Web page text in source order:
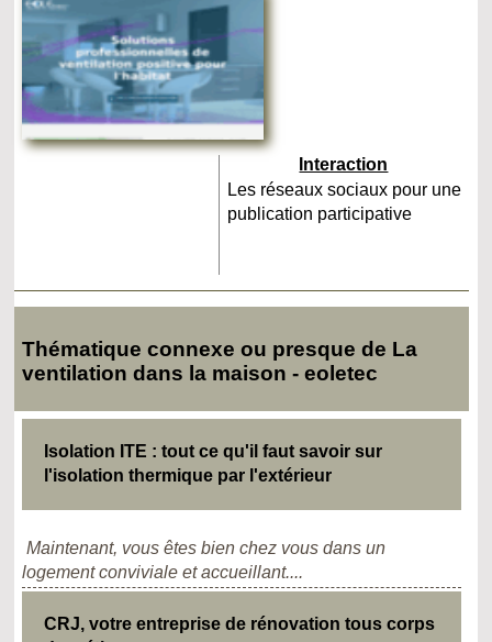
Interaction
Les réseaux sociaux pour une
publication participative
Thématique connexe ou presque de La
ventilation dans la maison - eoletec
Isolation ITE : tout ce qu'il faut savoir sur
l'isolation thermique par l'extérieur
Maintenant, vous êtes bien chez vous dans un
logement conviviale et accueillant....
CRJ, votre entreprise de rénovation tous corps